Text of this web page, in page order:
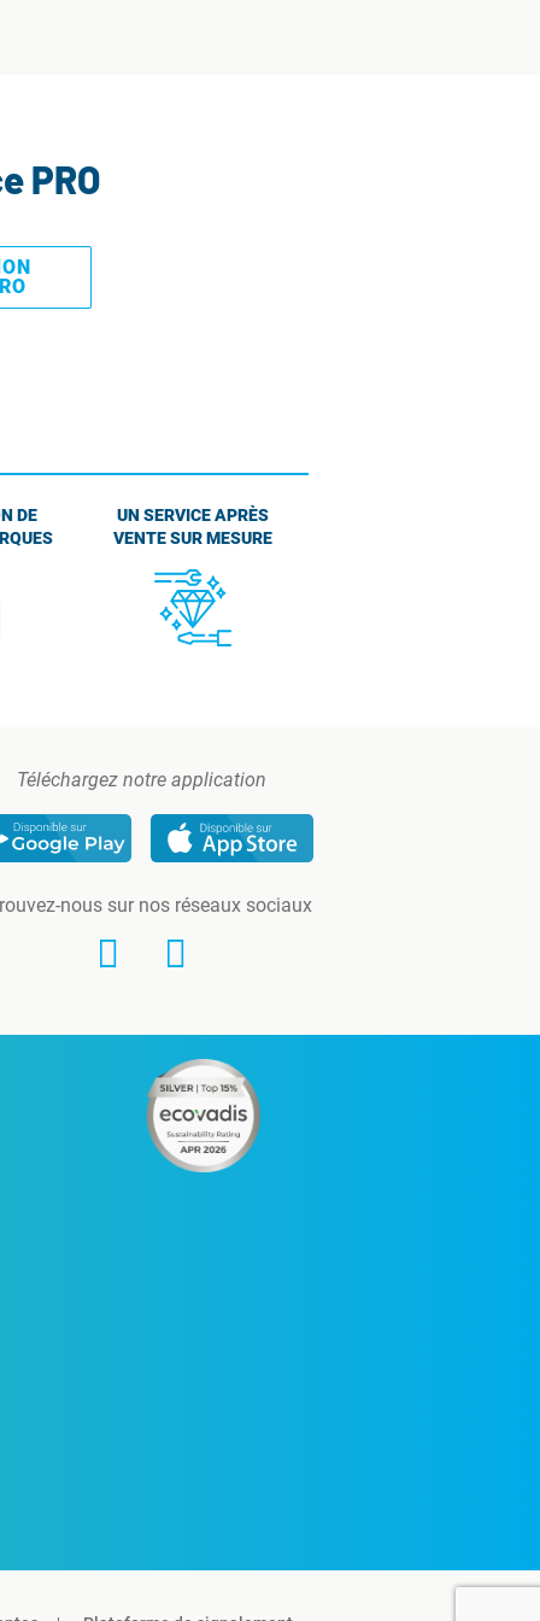
PRO
DE
UN SERVICE APRÈS
VENTE SUR MESURE
Téléchargez notre application
nous sur nos réseaux sociaux